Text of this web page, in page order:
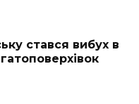
стався вибух в